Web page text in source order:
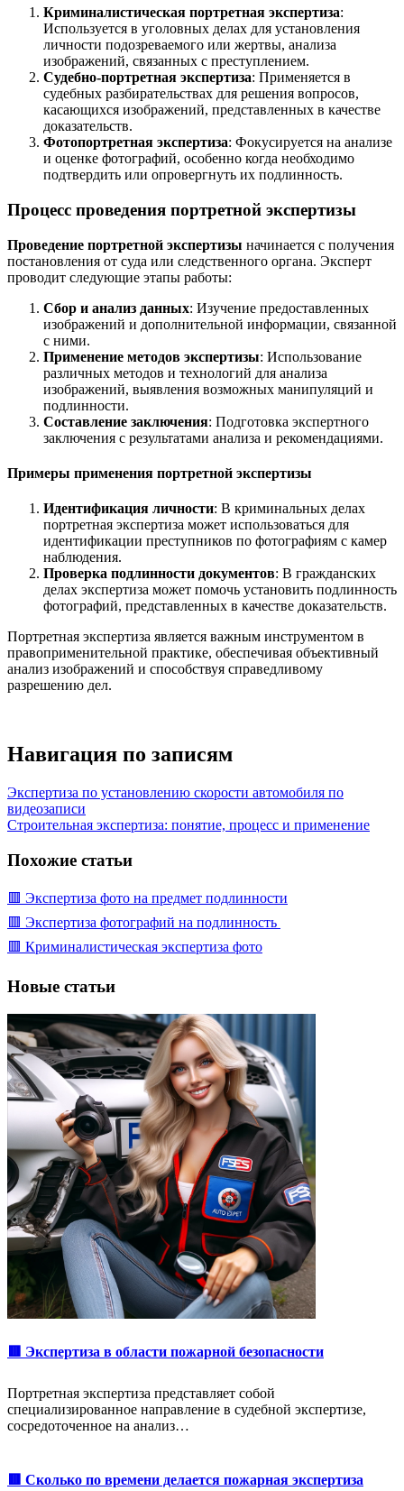
Криминалистическая портретная экспертиза:
Используется в уголовных делах для установления
личности подозреваемого или жертвы, анализа
изображений, связанных с преступлением.
Судебно-портретная экспертиза: Применяется в
судебных разбирательствах для решения вопросов,
касающихся изображений, представленных в качестве
доказательств.
Фотопортретная экспертиза: Фокусируется на анализе
и оценке фотографий, особенно когда необходимо
подтвердить или опровергнуть их подлинность.
Процесс проведения портретной экспертизы
Проведение портретной экспертизы начинается с получения
постановления от суда или следственного органа. Эксперт
проводит следующие этапы работы:
Сбор и анализ данных: Изучение предоставленных
изображений и дополнительной информации, связанной
с ними.
Применение методов экспертизы: Использование
различных методов и технологий для анализа
изображений, выявления возможных манипуляций и
подлинности.
Составление заключения: Подготовка экспертного
заключения с результатами анализа и рекомендациями.
Примеры применения портретной экспертизы
Идентификация личности: В криминальных делах
портретная экспертиза может использоваться для
идентификации преступников по фотографиям с камер
наблюдения.
Проверка подлинности документов: В гражданских
делах экспертиза может помочь установить подлинность
фотографий, представленных в качестве доказательств.
Портретная экспертиза является важным инструментом в
правоприменительной практике, обеспечивая объективный
анализ изображений и способствуя справедливому
разрешению дел.
Навигация по записям
Экспертиза по установлению скорости автомобиля по
видеозаписи
Строительная экспертиза: понятие, процесс и применение
Похожие статьи
🟥 Экспертиза фото на предмет подлинности
🟥 Экспертиза фотографий на подлинность
🟥 Криминалистическая экспертиза фото
Новые статьи
🟥 Экспертиза в области пожарной безопасности
Портретная экспертиза представляет собой
специализированное направление в судебной экспертизе,
сосредоточенное на анализ…
🟥 Сколько по времени делается пожарная экспертиза